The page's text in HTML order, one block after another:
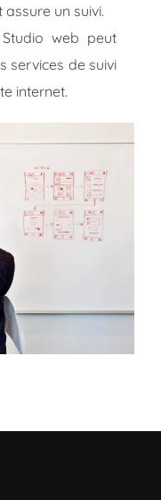
un suivi.
web peut
services de suivi
internet.